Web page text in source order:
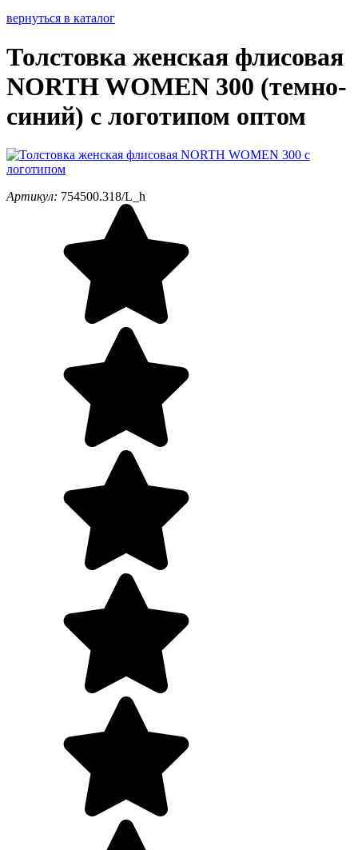
вернуться в каталог
Толстовка женская флисовая
NORTH WOMEN 300 (темно-
синий) с логотипом оптом
Артикул: 754500.318/L_h